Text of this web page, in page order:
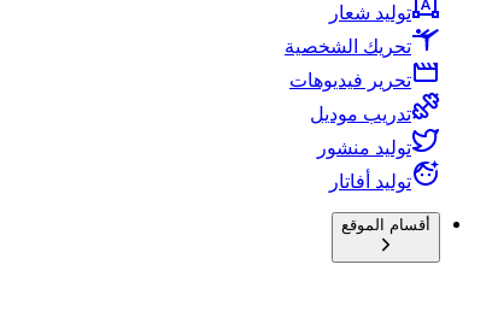
توليد شعار
تحريك الشخصية
تحرير فيديوهات
تدريب موديل
توليد منشور
توليد أفاتار
أقسام الموقع